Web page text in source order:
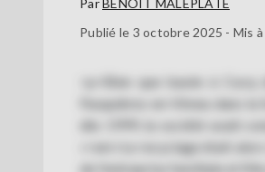
ParBENOÎT MALEPLATE
Publié le 3 octobre 2025 - Mis
<p>Bien que basée à
Feuquières-en-Vimeu dans
dès 1999, la société avait
«<em>Le recyclage était
de l'entreprise familiale et